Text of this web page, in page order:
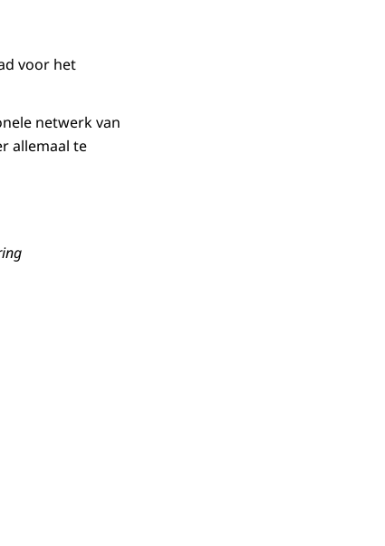
voor het
netwerk van
allemaal te